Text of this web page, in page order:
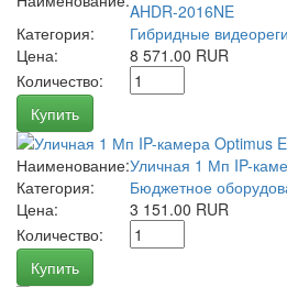
AHDR-2016NE
Категория:
Гибридные
Цена:
8 571.00 RUR
Количество:
Купить
Наименование:Уличная 1 Мп IP-
Категория:
Бюджетное
Цена:
3 151.00 RUR
Количество:
Купить